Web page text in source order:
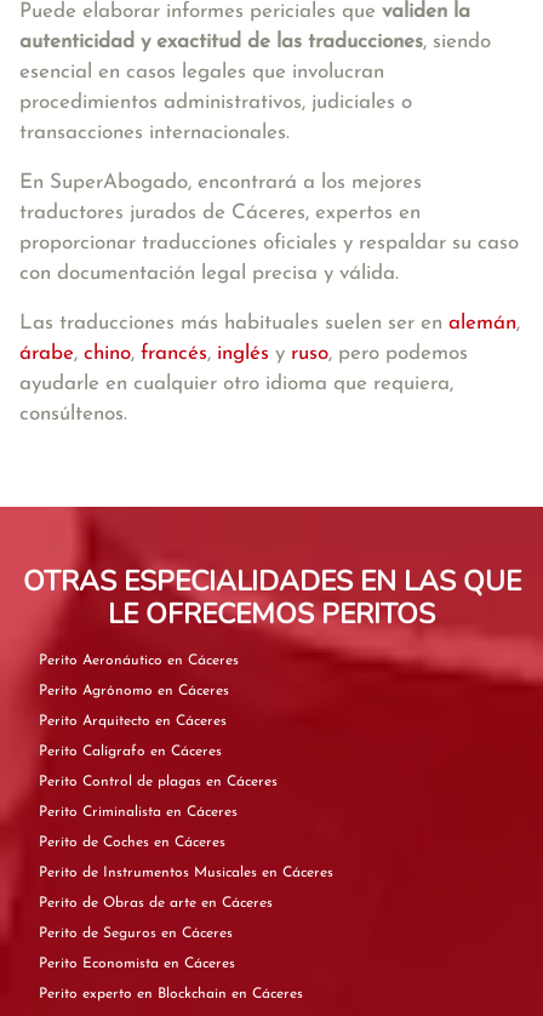
Puede elaborar informes periciales que validen la
autenticidad y exactitud de las traducciones, siendo
esencial en casos legales que involucran
procedimientos administrativos, judiciales o
transacciones internacionales.
En SuperAbogado, encontrará a los mejores
traductores jurados de Cáceres, expertos en
proporcionar traducciones oficiales y respaldar su caso
con documentación legal precisa y válida.
Las traducciones más habituales suelen ser en alemán,
árabe, chino, francés, inglés y ruso, pero podemos
ayudarle en cualquier otro idioma que requiera,
consúltenos.
OTRAS ESPECIALIDADES EN LAS QUE
LE OFRECEMOS PERITOS
Perito Aeronáutico en Cáceres
Perito Agrónomo en Cáceres
Perito Arquitecto en Cáceres
Perito Calígrafo en Cáceres
Perito Control de plagas en Cáceres
Perito Criminalista en Cáceres
Perito de Coches en Cáceres
Perito de Instrumentos Musicales en Cáceres
Perito de Obras de arte en Cáceres
Perito de Seguros en Cáceres
Perito Economista en Cáceres
Perito experto en Blockchain en Cáceres